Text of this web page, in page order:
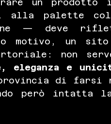
un prodotto
alla palette
— deve
motivo, un sito
non
eleganza e
di farsi
però intatta